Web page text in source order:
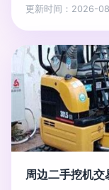
更新时间：2026-
周边二手挖机